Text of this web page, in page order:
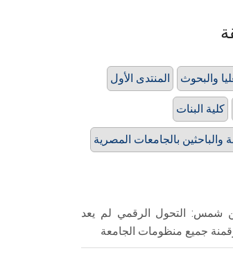
المنتدى الأول والبحوث
كلية البنات
والباحثين بالجامعات المصرية
شمس: التحول الرقمي لم يعد
جميع منظومات الجامعة